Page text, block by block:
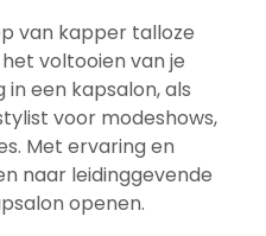
van kapper talloze
voltooien van je
in een kapsalon, als
voor modeshows,
Met ervaring en
naar leidinggevende
openen.